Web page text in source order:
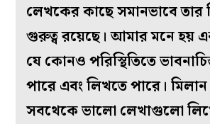
লেখকের কাছে সমানভাবে
গুরুত্ব রয়েছে। আমার মনে
যে কোনও পরিস্থিতিতে
পারে এবং লিখতে পারে। মিলান
সবথেকে ভালো লেখাগুলো